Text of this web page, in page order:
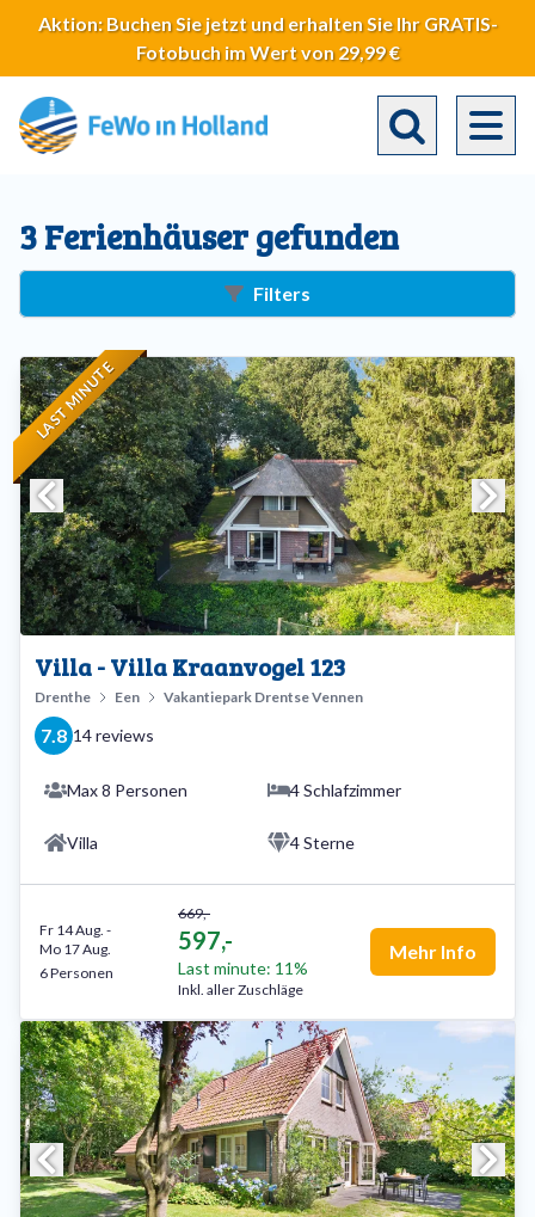
Direkt
Inhalt
Aktion: Buchen Sie jetzt und erhalten Sie Ihr GRATIS-
Fotobuch im Wert von 29,99 €
Toggle search
3 Ferienhäuser gefunden
Filters
LAST MINUTE
Villa - Villa Kraanvogel 123
Drenthe Een Vakantiepark Drentse Vennen
7.8 14 reviews
Max 8 Personen 4 Schlafzimmer
Villa 4 Sterne
669,-
597,-
Last minute: 11%
Inkl. aller Zuschläge
Fr 14 Aug. -
Mo 17 Aug.
6 Personen
Mehr Info